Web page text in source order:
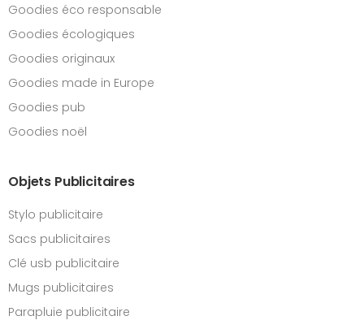
Goodies éco responsable
Goodies écologiques
Goodies originaux
Goodies made in Europe
Goodies pub
Goodies noël
Objets Publicitaires
Stylo publicitaire
Sacs publicitaires
Clé usb publicitaire
Mugs publicitaires
Parapluie publicitaire